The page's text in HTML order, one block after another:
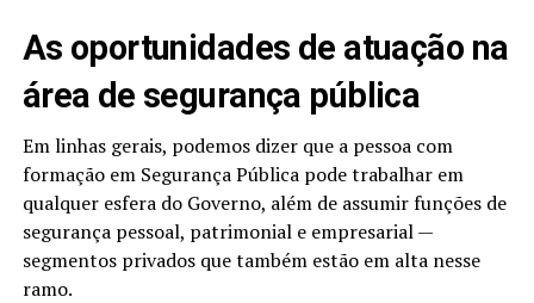
As oportunidades de atuação na
área de segurança pública
Em linhas gerais, podemos dizer que a pessoa com
formação em Segurança Pública pode trabalhar em
qualquer esfera do Governo, além de assumir funções de
segurança pessoal, patrimonial e empresarial —
segmentos privados que também estão em alta nesse
ramo.